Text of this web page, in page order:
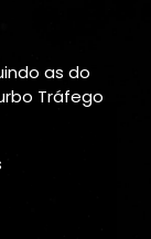
as do
Tráfego